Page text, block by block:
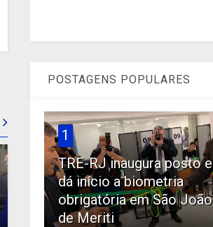
POSTAGENS POPULARES
1
TRE-RJ inaugura posto e
dá início a biometria
obrigatória em São João
de Meriti